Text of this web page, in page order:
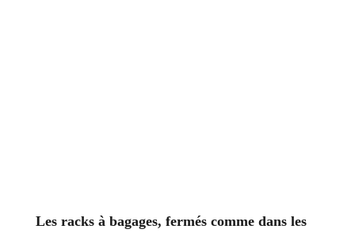
Les racks à bagages, fermés comme dans les